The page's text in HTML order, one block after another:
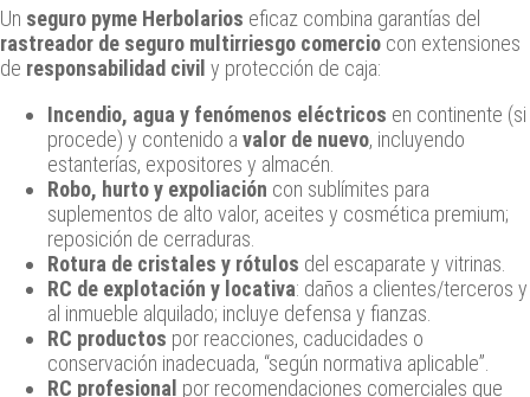
Un seguro pyme Herbolarios eficaz combina garantías del
rastreador de seguro multirriesgo comercio con extensiones
de responsabilidad civil y protección de caja:
Incendio, agua y fenómenos eléctricos en continente (si
procede) y contenido a valor de nuevo, incluyendo
estanterías, expositores y almacén.
Robo, hurto y expoliación con sublímites para
suplementos de alto valor, aceites y cosmética premium;
reposición de cerraduras.
Rotura de cristales y rótulos del escaparate y vitrinas.
RC de explotación y locativa: daños a clientes/terceros y
al inmueble alquilado; incluye defensa y fianzas.
RC productos por reacciones, caducidades o
conservación inadecuada, “según normativa aplicable”.
RC profesional por recomendaciones comerciales que